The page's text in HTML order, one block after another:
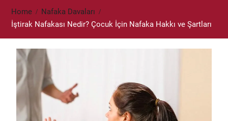
Home
Nafaka Davaları
İştirak Nafakası Nedir? Çocuk İçin Nafaka Hakkı ve Şartları